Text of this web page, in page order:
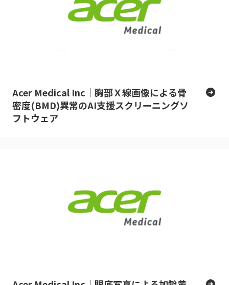
Acer Medical Inc｜胸部Ｘ線画像による骨
密度(BMD)異常のAI支援スクリーニングソ
フトウェア